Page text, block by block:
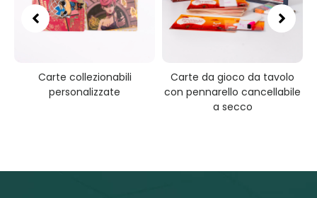
Carte collezionabili
personalizzate
Carte da gioco da tavolo
con pennarello cancellabile
a secco